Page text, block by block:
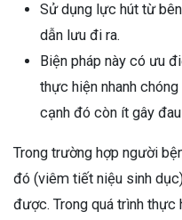
Sử dụng lực hút từ
dẫn lưu đi ra.
Biện pháp này có ưu
thực hiện nhanh
cạnh đó còn ít gây
Trong trường hợp người
đó (viêm tiết niệu sinh
được. Trong quá trình thực